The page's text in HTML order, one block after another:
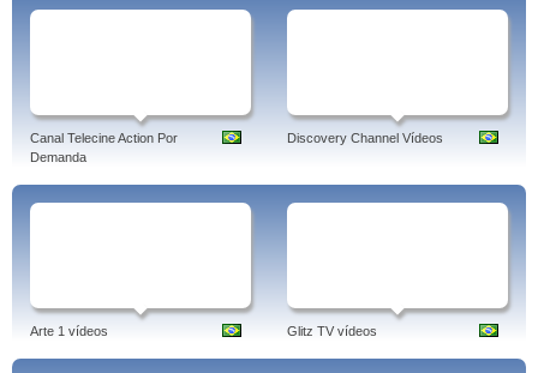
Canal Telecine Action Por
Demanda
Discovery Channel Vídeos
Arte 1 vídeos Glitz TV vídeos